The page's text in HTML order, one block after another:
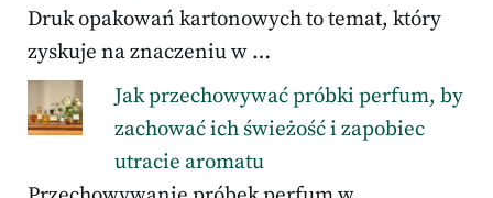
Druk opakowań kartonowych to temat, który
zyskuje na znaczeniu w …
Jak przechowywać próbki perfum, by
zachować ich świeżość i zapobiec
utracie aromatu